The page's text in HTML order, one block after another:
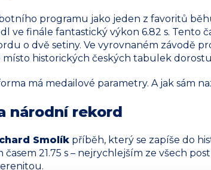
programu jako jeden z favoritů
ve finále fantastický výkon 6.82 s. Tento
o dvě setiny. Ve vyrovnaném závodě
historických českých tabulek
má medailové parametry. A jak sám
národní rekord
Smolík příběh, který se zapíše do
21.75 s – nejrychlejším ze všech